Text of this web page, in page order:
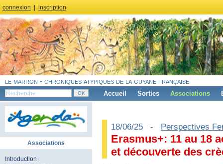
connexion inscription
le marron - chroniques atypiques de la guyane française
Accueil Sorties Associations
Associations
Introduction
18/06/25 - Perspectives
Erasmus+: 11 au 18
et découverte des